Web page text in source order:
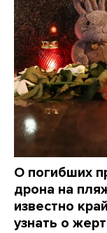
О погибших
дрона на
известно
узнать о